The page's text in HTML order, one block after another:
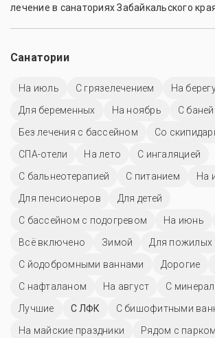
лечение в санаториях Забайкальского
Санатории
На июль С грязелечением
На
Для беременных
На ноябрь
С баней
Без лечения с бассейном
Со
СПА-отели
На лето
С ингаляцией
С бальнеотерапией
С питанием
На
Для пенсионеров
Для детей
С бассейном с подогревом
На июнь
Всё включено
Зимой
Для пожилых
С йодобромными ваннами
Дорогие
С нафталаном
На август
С
Лучшие
С ЛФК С бишофитными
На майские праздники
Рядом с парком